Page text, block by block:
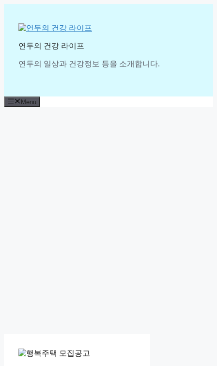
content
연두의 건강 라이프
연두의 일상과 건강정보 등을 소개합니다.
Menu